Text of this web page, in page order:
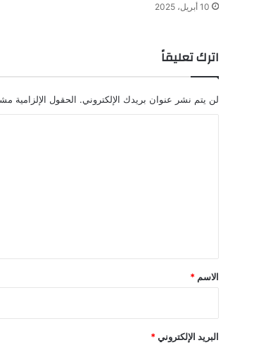
10 أبريل، 2025
اترك تعليقاً
لن يتم نشر عنوان بريدك الإلكتروني. الحقول الإلزامية
*
الاسم *
البريد الإلكتروني *